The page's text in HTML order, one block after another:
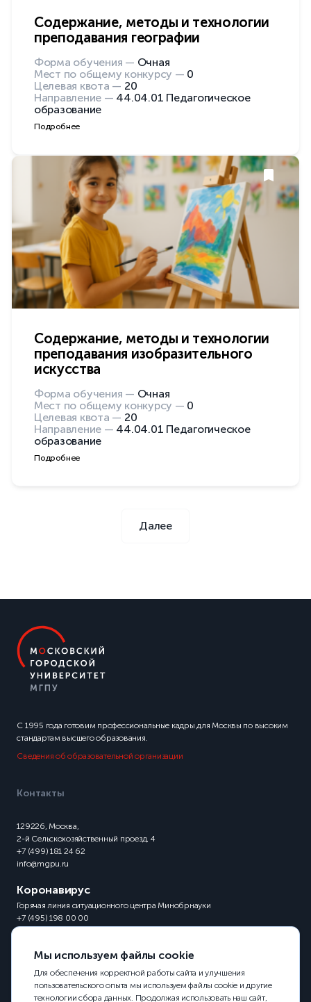
Содержание, методы и технологии
преподавания географии
Форма обучения — Очная
Мест по общему конкурсу — 0
Целевая квота — 20
Направление — 44.04.01 Педагогическое
образование
Подробнее
Содержание, методы и технологии
преподавания изобразительного
искусства
Форма обучения — Очная
Мест по общему конкурсу — 0
Целевая квота — 20
Направление — 44.04.01 Педагогическое
образование
Подробнее
Далее
С 1995 года готовим профессиональные кадры для Москвы по высоким
стандартам высшего образования.
Сведения об образовательной организации
Контакты
129226, Москва,
2-й Сельскохозяйственный проезд, 4
+7 (499) 181 24 62
info@mgpu.ru
Коронавирус
Горячая линия ситуационного центра Минобрнауки
+7 (495) 198 00 00
Мы используем файлы cookie
Для обеспечения корректной работы сайта и улучшения
пользовательского опыта мы используем файлы cookie и другие
технологии сбора данных. Продолжая использовать наш сайт,